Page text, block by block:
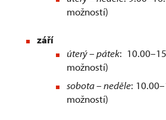
možností)
září
úterý – pátek:
možností)
sobota – neděle:
možností)